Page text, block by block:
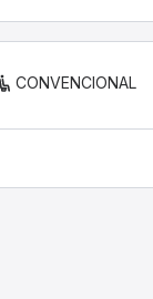
CONVENCIONAL